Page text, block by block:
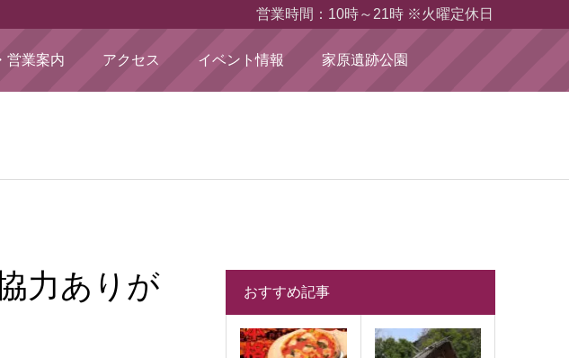
営業時間：10時～21時 ※火曜定休日
営業案内 アクセス イベント情報 家原遺跡公園
力ありが
おすすめ記事